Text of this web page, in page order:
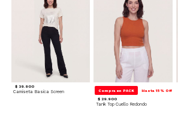
$ 39.900
Camiseta Basica Screen Compra en PACK Hasta 15% Off
$ 29.900
Tank Top Cuello Redondo